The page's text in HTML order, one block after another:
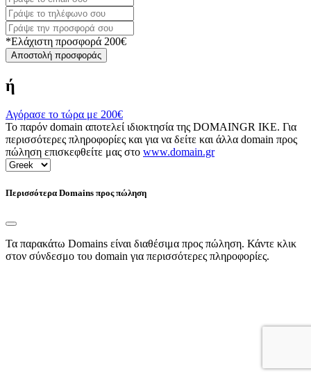
*Ελάχιστη προσφορά 200€
Αποστολή προσφοράς
ή
Αγόρασε το τώρα με 200€
Το παρόν domain αποτελεί ιδιοκτησία της DOMAINGR ΙΚΕ. Για
περισσότερες πληροφορίες και για να δείτε και άλλα domain προς
πώληση επισκεφθείτε μας στο www.domain.gr
Περισσότερα Domains προς πώληση
Τα παρακάτω Domains είναι διαθέσιμα προς πώληση. Κάντε κλικ
στον σύνδεσμο του domain για περισσότερες πληροφορίες.